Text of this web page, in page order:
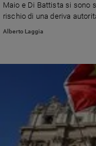
Maio e Di Battista si sono
rischio di una deriva
sulla stampa
Alberto Laggia